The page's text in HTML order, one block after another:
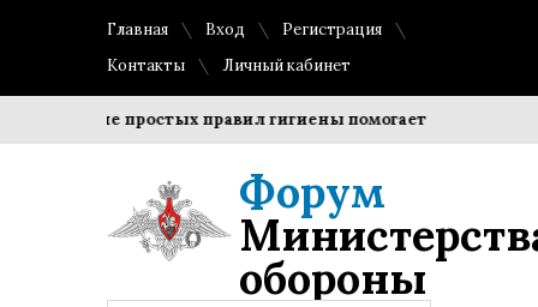
Главная Вход
Регистрация
Контакты
Личный кабинет
простых правил гигиены помогает сохранить
Форум
обороны